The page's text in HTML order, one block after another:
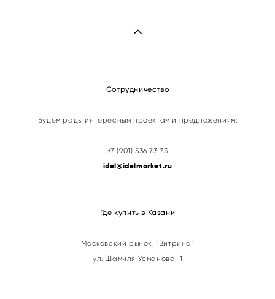
Сотрудничество
Будем рады интересным проектам и предложениям:
+7 (901) 536 73 73
idel@idelmarket.ru
Где купить в Казани
Московский рынок, "Витрина"
ул. Шамиля Усманова, 1